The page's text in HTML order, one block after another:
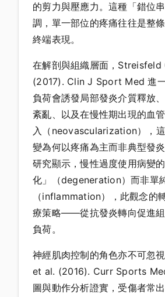
的剪力與壓應力。這種「錯位
調，單一部位的疼痛往往是整
終端表現。
在解剖與組織層面，Streisfeld
(2017). Clin J Sport Med 進
負荷會誘發局部發炎介質釋放
紊亂、以及在慢性期出現的血
入（neovascularization），
變為何以疼痛為主而非典型發
研究顯示，慢性過度使用病變
化」（degeneration）而非單
（inflammation），此觀念的
療策略——從抗發炎轉向促進
負荷。
神經肌肉控制的角色亦不可忽
et al. (2016). Curr Sports
圖與動作分析證實，受傷者常